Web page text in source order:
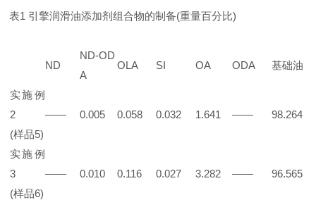
表1 引擎润滑油添加剂组合物的制备(重量百分比)
ND
ND-OD
A
OLA SI OA ODA 基础油
实施例
2
(样品5)
—— 0.005 0.058 0.032 1.641 —— 98.264
实施例
3
(样品6)
—— 0.010 0.116 0.027 3.282 —— 96.565